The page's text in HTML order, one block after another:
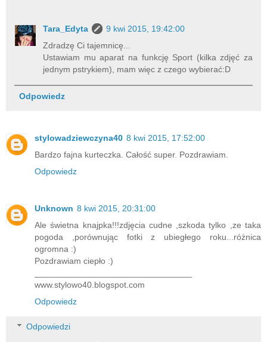
Tara_Edyta
9 kwi 2015, 19:42:00
Zdradzę Ci tajemnicę...
Ustawiam mu aparat na funkcję Sport (kilka zdjęć za
jednym pstrykiem), mam więc z czego wybierać:D
Odpowiedz
stylowadziewczyna40 8 kwi 2015, 17:52:00
Bardzo fajna kurteczka. Całość super. Pozdrawiam.
Odpowiedz
Unknown 8 kwi 2015, 20:31:00
Ale świetna knajpka!!!zdjęcia cudne ,szkoda tylko ,ze taka
pogoda ,porównując fotki z ubiegłego roku...różnica
ogromna :)
Pozdrawiam ciepło :)
www.stylowo40.blogspot.com
Odpowiedz
Odpowiedzi